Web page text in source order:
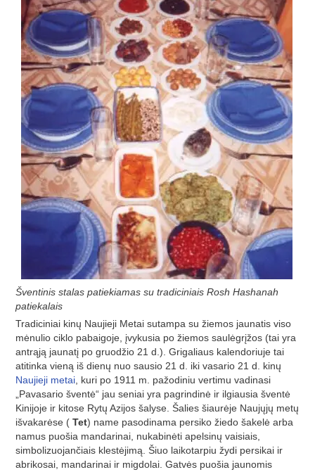
Šventinis stalas patiekiamas su tradiciniais Rosh Hashanah
patiekalais
Tradiciniai kinų Naujieji Metai sutampa su žiemos jaunatis viso
mėnulio ciklo pabaigoje, įvykusia po žiemos saulėgrįžos (tai yra
antrąją jaunatį po gruodžio 21 d.). Grigaliaus kalendoriuje tai
atitinka vieną iš dienų nuo sausio 21 d. iki vasario 21 d. kinų
Naujieji metai, kuri po 1911 m. pažodiniu vertimu vadinasi
„Pavasario šventė“ jau seniai yra pagrindinė ir ilgiausia šventė
Kinijoje ir kitose Rytų Azijos šalyse. Šalies šiaurėje Naujųjų metų
išvakarėse ( Tet) name pasodinama persiko žiedo šakelė arba
namus puošia mandarinai, nukabinėti apelsinų vaisiais,
simbolizuojančiais klestėjimą. Šiuo laikotarpiu žydi persikai ir
abrikosai, mandarinai ir migdolai. Gatvės puošia jaunomis